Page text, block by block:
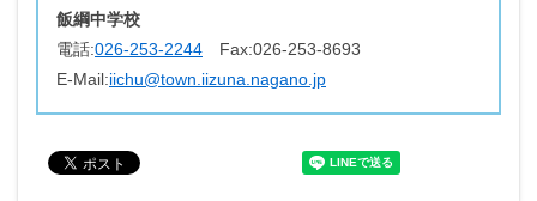
飯綱中学校
電話:026-253-2244 Fax:026-253-8693
E-Mail:iichu@town.iizuna.nagano.jp